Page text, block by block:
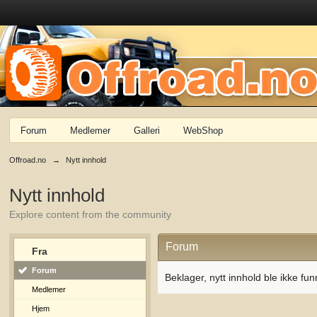
Forum Medlemer Galleri WebShop
Offroad.no → Nytt innhold
Nytt innhold
Explore content from the community
Fra
Forum
Medlemer
Hjem
Forum
Beklager, nytt innhold ble ikke